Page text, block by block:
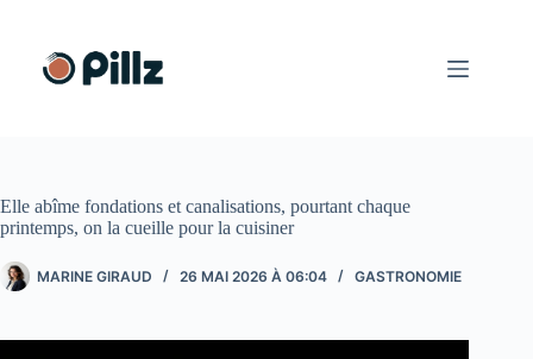
contenu
Elle abîme fondations et canalisations, pourtant chaque
printemps, on la cueille pour la cuisiner
MARINE GIRAUD 26 MAI 2026 À 06:04 GASTRONOMIE